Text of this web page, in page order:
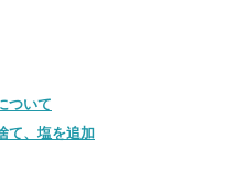
ついて
て、塩を追加